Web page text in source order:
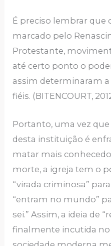
É preciso lembrar que
marcado pelo
Protestante,
até certo ponto o
assim determinaram
fiéis. (BITENCOURT,
Portanto, uma vez
desta instituição é
matar mais
morte, a igreja tem o
“virada criminosa”
“entram no mundo”
sei.” Assim, a ideia de
finalmente incutida